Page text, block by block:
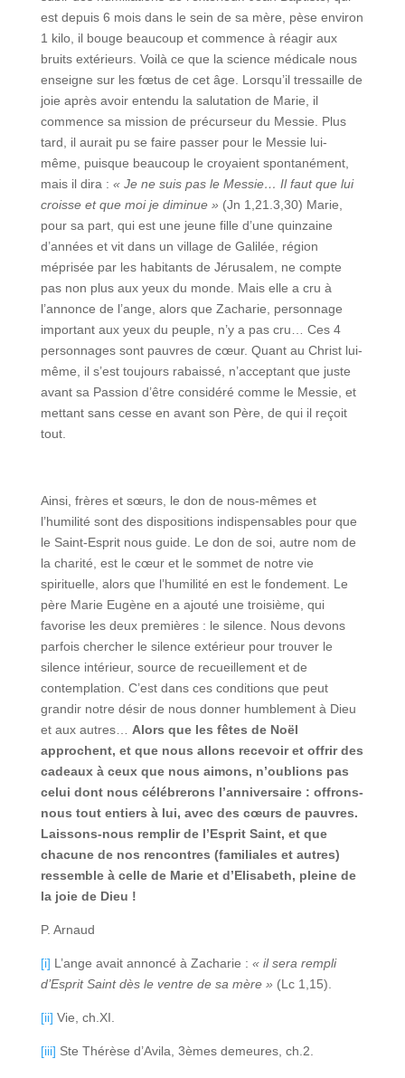
est depuis 6 mois dans le sein de sa mère, pèse environ
1 kilo, il bouge beaucoup et commence à réagir aux
bruits extérieurs. Voilà ce que la science médicale nous
enseigne sur les fœtus de cet âge. Lorsqu’il tressaille de
joie après avoir entendu la salutation de Marie, il
commence sa mission de précurseur du Messie. Plus
tard, il aurait pu se faire passer pour le Messie lui-
même, puisque beaucoup le croyaient spontanément,
mais il dira : « Je ne suis pas le Messie… Il faut que lui
croisse et que moi je diminue » (Jn 1,21.3,30) Marie,
pour sa part, qui est une jeune fille d’une quinzaine
d’années et vit dans un village de Galilée, région
méprisée par les habitants de Jérusalem, ne compte
pas non plus aux yeux du monde. Mais elle a cru à
l’annonce de l’ange, alors que Zacharie, personnage
important aux yeux du peuple, n’y a pas cru… Ces 4
personnages sont pauvres de cœur. Quant au Christ lui-
même, il s’est toujours rabaissé, n’acceptant que juste
avant sa Passion d’être considéré comme le Messie, et
mettant sans cesse en avant son Père, de qui il reçoit
tout.
Ainsi, frères et sœurs, le don de nous-mêmes et
l’humilité sont des dispositions indispensables pour que
le Saint-Esprit nous guide. Le don de soi, autre nom de
la charité, est le cœur et le sommet de notre vie
spirituelle, alors que l’humilité en est le fondement. Le
père Marie Eugène en a ajouté une troisième, qui
favorise les deux premières : le silence. Nous devons
parfois chercher le silence extérieur pour trouver le
silence intérieur, source de recueillement et de
contemplation. C’est dans ces conditions que peut
grandir notre désir de nous donner humblement à Dieu
et aux autres… Alors que les fêtes de Noël
approchent, et que nous allons recevoir et offrir des
cadeaux à ceux que nous aimons, n’oublions pas
celui dont nous célébrerons l’anniversaire : offrons-
nous tout entiers à lui, avec des cœurs de pauvres.
Laissons-nous remplir de l’Esprit Saint, et que
chacune de nos rencontres (familiales et autres)
ressemble à celle de Marie et d’Elisabeth, pleine de
la joie de Dieu !
P. Arnaud
[i] L’ange avait annoncé à Zacharie : « il sera rempli
d’Esprit Saint dès le ventre de sa mère » (Lc 1,15).
[ii] Vie, ch.XI.
[iii] Ste Thérèse d’Avila, 3èmes demeures, ch.2.